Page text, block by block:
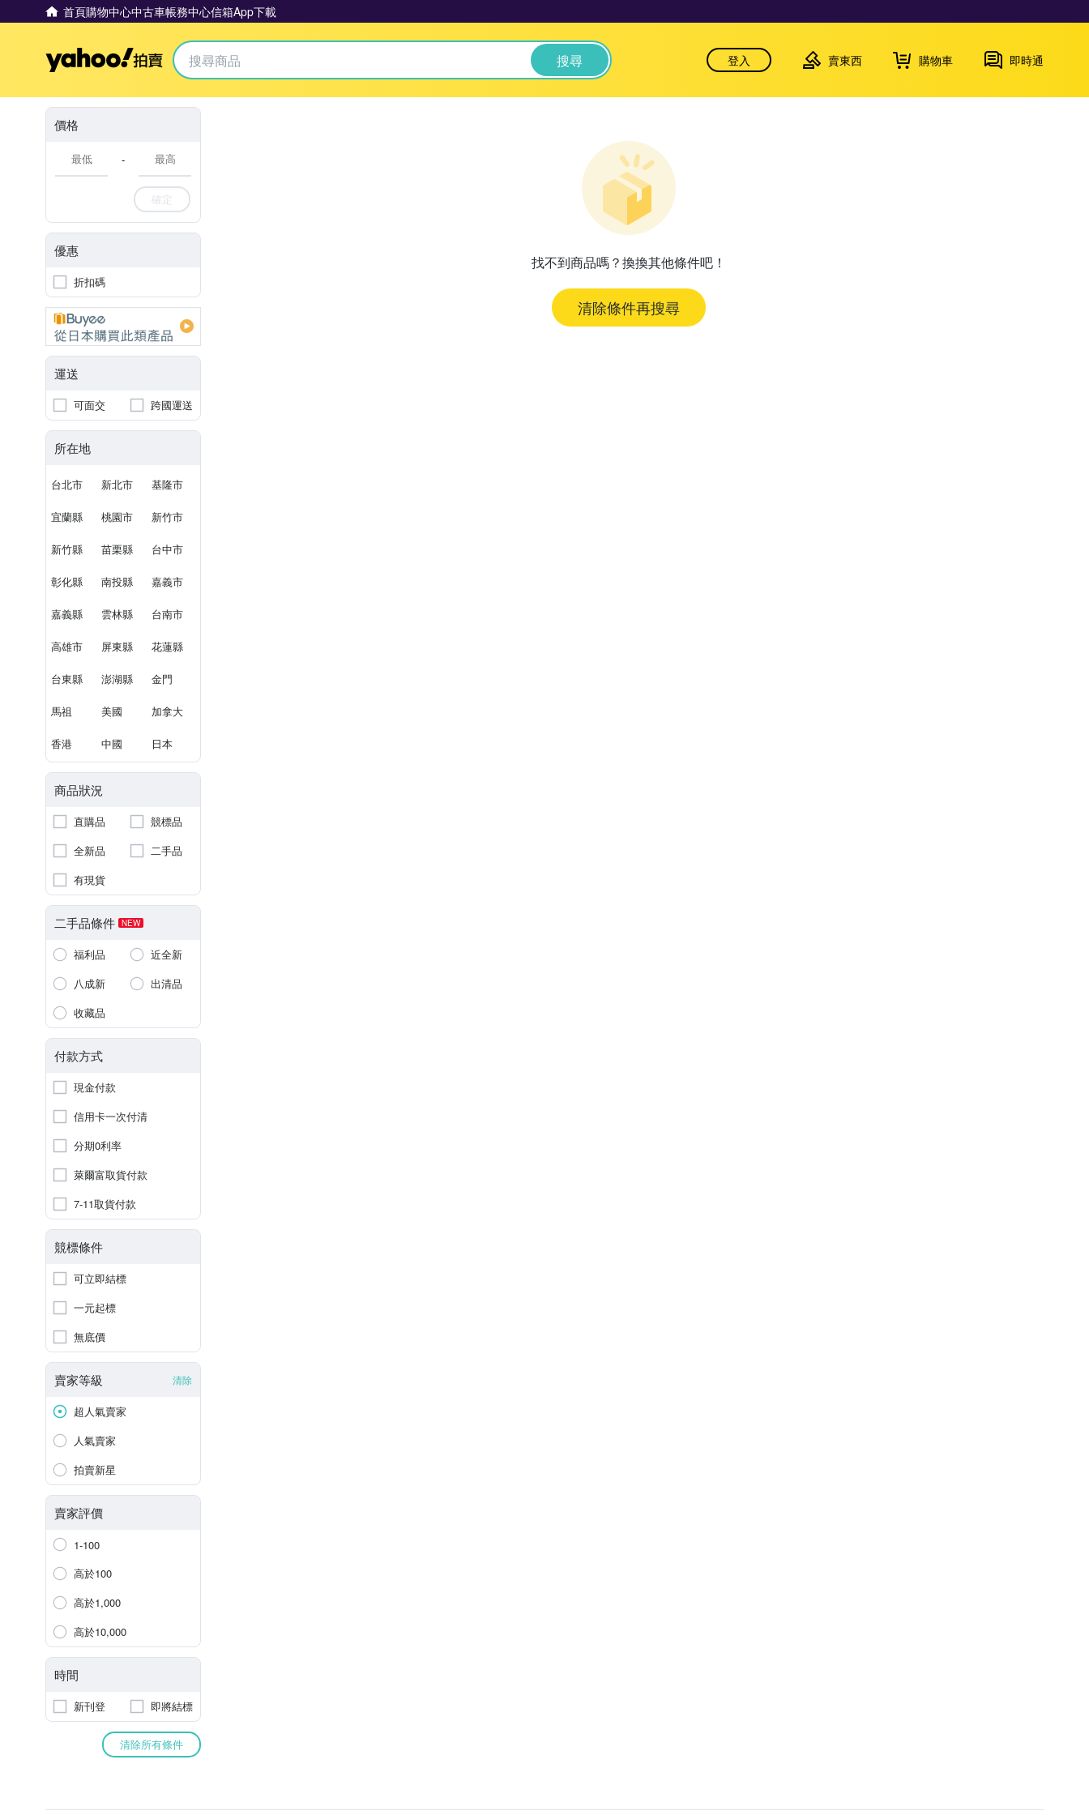
首頁購物中心中古車帳務中心信箱App下載
Yahoo拍賣 搜尋 登入 賣東西 購物車 即時通
價格
-
確定
優惠
折扣碼
運送
可面交 跨國運送
所在地
台北市 新北市 基隆市
宜蘭縣 桃園市 新竹市
新竹縣 苗栗縣 台中市
彰化縣 南投縣 嘉義市
嘉義縣 雲林縣 台南市
高雄市 屏東縣 花蓮縣
台東縣 澎湖縣 金門
馬祖 美國 加拿大
香港 中國 日本
商品狀況
直購品
競標品
全新品
二手品
有現貨
二手品條件 NEW
福利品
近全新
八成新
出清品
收藏品
付款方式
現金付款
信用卡一次付清
分期0利率
萊爾富取貨付款
7-11取貨付款
競標條件
可立即結標
一元起標
無底價
賣家等級 清除
超人氣賣家
人氣賣家
拍賣新星
賣家評價
1-100
高於100
高於1,000
高於10,000
時間
新刊登 即將結標
清除所有條件
找不到商品嗎？換換其他條件吧！
清除條件再搜尋